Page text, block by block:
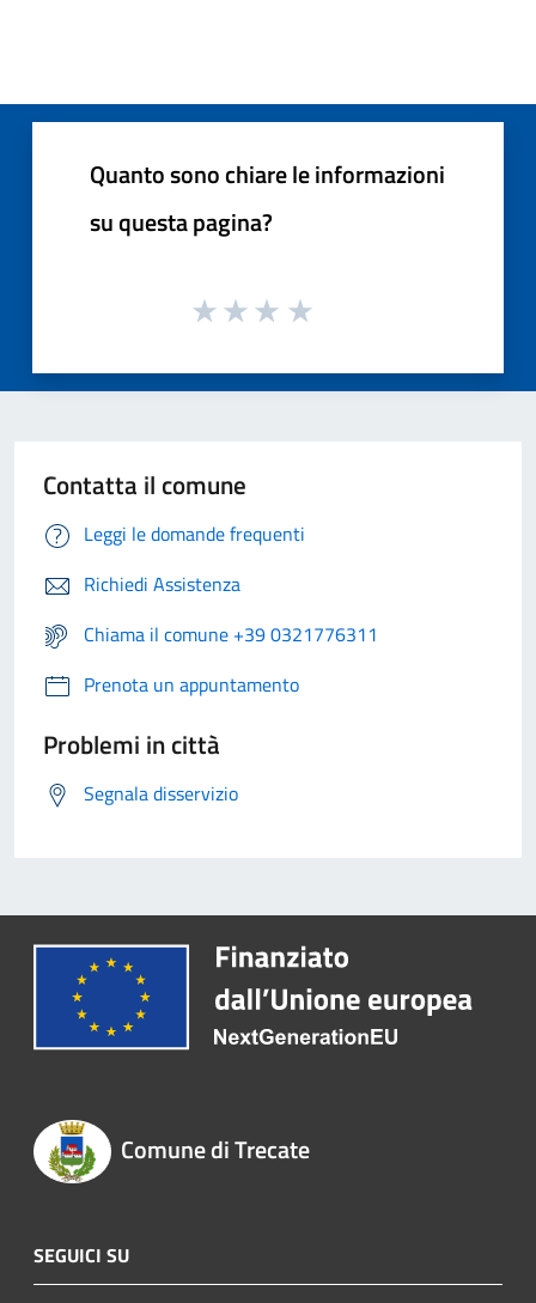
Quanto sono chiare le informazioni
su questa pagina?
Contatta il comune
Leggi le domande frequenti
Richiedi Assistenza
Chiama il comune +39 0321776311
Prenota un appuntamento
Problemi in città
Segnala disservizio
Comune di Trecate
SEGUICI SU